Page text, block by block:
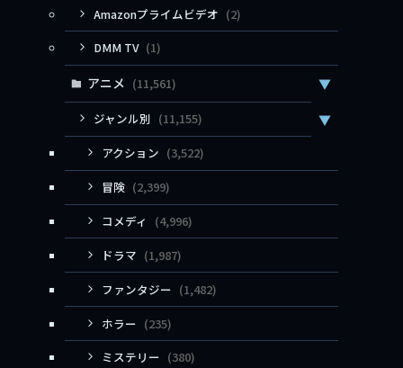
Amazonプライムビデオ (2)
DMM TV (1)
アニメ (11,561) ▼
ジャンル別 (11,155) ▼
アクション (3,522)
冒険 (2,399)
コメディ
(4,996)
ドラマ (1,987)
ファンタジー (1,482)
ホラー (235)
ミステリー (380)